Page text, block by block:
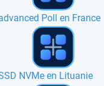
2.0 en France
en France, Canada